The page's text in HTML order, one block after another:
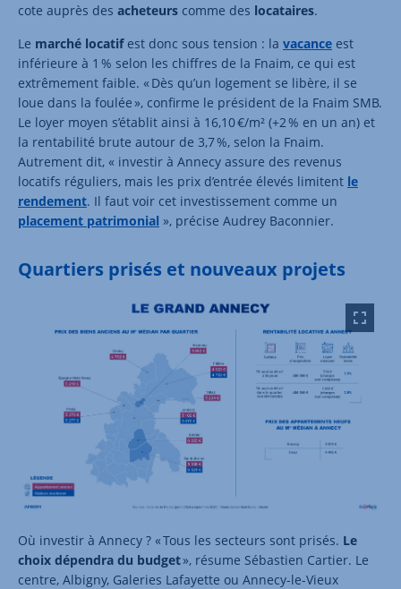
cote auprès des acheteurs comme des locataires.
Le marché locatifest donc sous tension : la vacance est
inférieure à 1 % selon les chiffres de la Fnaim, ce qui est
extrêmement faible. « Dès qu’un logement se libère, il se
loue dans la foulée », confirme le président de la Fnaim SMB.
Le loyer moyen s’établit ainsi à 16,10 €/m² (+2 % en un an) et
la rentabilité brute autour de 3,7 %, selon la Fnaim.
Autrement dit, « investir à Annecy assure des revenus
locatifs réguliers, mais les prix d’entrée élevés limitent le
rendement. Il faut voir cet investissement comme un
placement patrimonial », précise Audrey Baconnier.
Quartiers prisés et nouveaux projets
Où investir à Annecy ? « Tous les secteurs sont prisés. Le
choix dépendra du budget», résume Sébastien Cartier. Le
centre, Albigny, Galeries Lafayette ou Annecy-le-Vieux